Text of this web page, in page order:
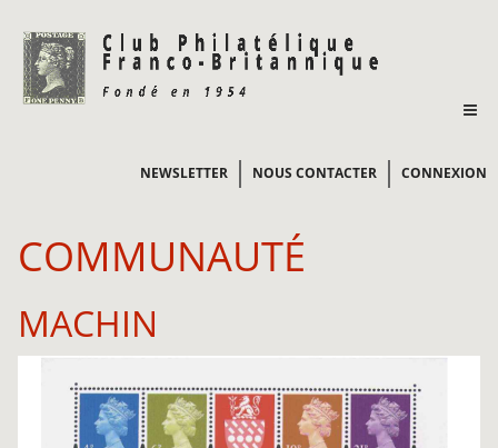
NEWSLETTER NOUS CONTACTER CONNEXION
COMMUNAUTÉ
MACHIN